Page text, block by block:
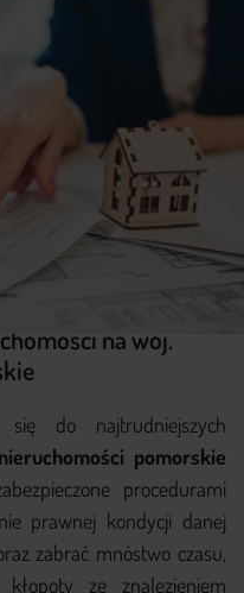
na woj.
się do najtrudniejszych
pomorskie
procedurami
prawnej kondycji danej
zabrać mnóstwo czasu,
ze znalezieniem